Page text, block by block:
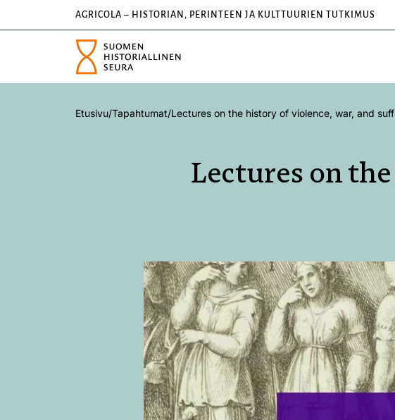
AGRICOLA – HISTORIAN, PERINTEEN JA KULTTUURIEN TUTKIMUS
Etusivu/Tapahtumat/Lectures on the history of violence, war, and
Lectures on